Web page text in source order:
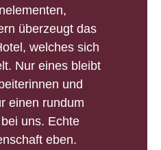
überzeugt das
welches sich
Nur eines bleibt
und
einen rundum
uns. Echte
eben.